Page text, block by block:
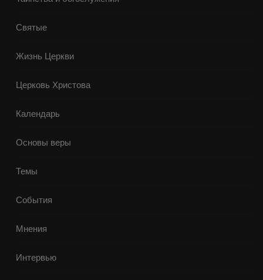
Святые
Жизнь Церкви
Церковь Христова
Календарь
Основы веры
Темы
События
Мнения
Интервью